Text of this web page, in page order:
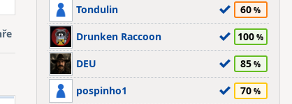
Tondulin 60
Drunken Raccoon 100
DEU 85
pospinho1 70